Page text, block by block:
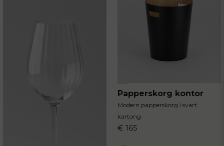
Papperskorg kontor
Modern papperskorg i svart
kartong
€ 165